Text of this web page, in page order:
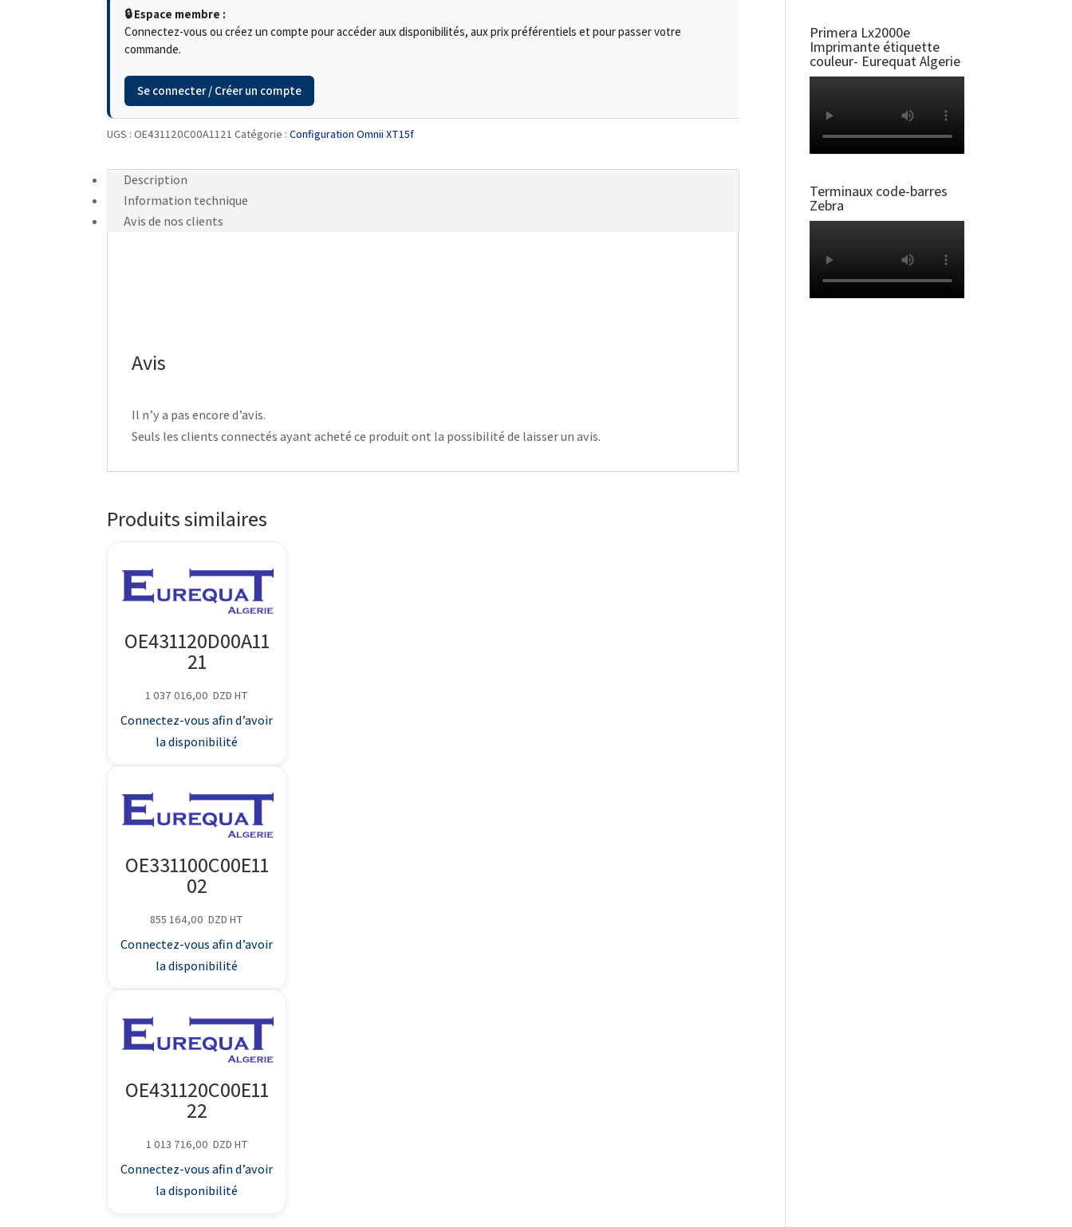
🔒 Espace membre :
Connectez-vous ou créez un compte pour accéder aux disponibilités, aux prix préférentiels et pour passer votre
commande.
Se connecter / Créer un compte
UGS :OE431120C00A1121 Catégorie :Configuration Omnii XT15f
Description
Information technique
Avis de nos clients
Avis
Il n’y a pas encore d’avis.
Seuls les clients connectés ayant acheté ce produit ont la possibilité de laisser un avis.
Produits similaires
OE431120D00A11
21
1 037 016,00 DZD HT
Connectez-vous afin d’avoir
la disponibilité
OE331100C00E11
02
855 164,00 DZD HT
Connectez-vous afin d’avoir
la disponibilité
OE431120C00E11
22
1 013 716,00 DZD HT
Connectez-vous afin d’avoir
la disponibilité
Primera Lx2000e
Imprimante étiquette
couleur- Eurequat Algerie
Terminaux code-barres
Zebra